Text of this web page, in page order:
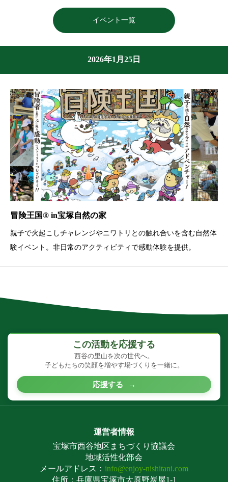
イベント一覧
2026年1月25日
冒険王国® in宝塚自然の家
親子で火起こしチャレンジやニワトリとの触れ合いを含む自然体
験イベント。非日常のアクティビティで感動体験を提供。
この活動を応援する
西谷の里山を次の世代へ。
子どもたちの笑顔を増やす場づくりを一緒に。
応援する →
運営者情報
宝塚市西谷地区まちづくり協議会
地域活性化部会
メールアドレス： info@enjoy-nishitani.com
住所：兵庫県宝塚市大原野炭屋1-1